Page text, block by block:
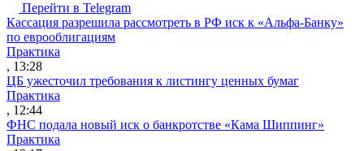
Перейти в Telegram
Кассация разрешила рассмотреть в РФ иск к «Альфа-Банку»
по еврооблигациям
Практика
, 13:28
ЦБ ужесточил требования к листингу ценных бумаг
Практика
, 12:44
ФНС подала новый иск о банкротстве «Кама Шиппинг»
Практика